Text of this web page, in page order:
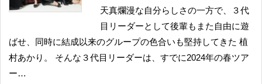
天真爛漫な自分らしさの一方で、３代
目リーダーとして後輩もまた自由に遊
ばせ、同時に結成以来のグループの色合いも堅持してきた 植
村あかり。 そんな３代目リーダーは、すでに2024年の春ツア
ー…